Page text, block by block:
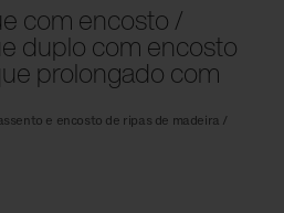
com encosto /
duplo com encosto
prolongado com
e encosto de ripas de madeira /